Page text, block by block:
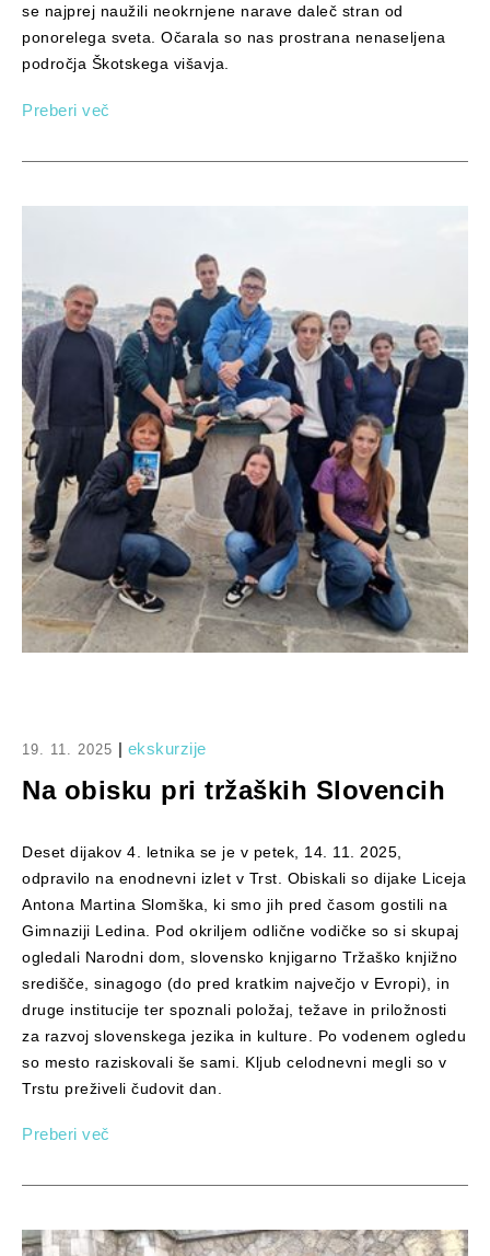
se najprej naužili neokrnjene narave daleč stran od
ponorelega sveta. Očarala so nas prostrana nenaseljena
področja Škotskega višavja.
Preberi več
19. 11. 2025 | ekskurzije
Na obisku pri tržaških Slovencih
Deset dijakov 4. letnika se je v petek, 14. 11. 2025,
odpravilo na enodnevni izlet v Trst. Obiskali so dijake Liceja
Antona Martina Slomška, ki smo jih pred časom gostili na
Gimnaziji Ledina. Pod okriljem odlične vodičke so si skupaj
ogledali Narodni dom, slovensko knjigarno Tržaško knjižno
središče, sinagogo (do pred kratkim največjo v Evropi), in
druge institucije ter spoznali položaj, težave in priložnosti
za razvoj slovenskega jezika in kulture. Po vodenem ogledu
so mesto raziskovali še sami. Kljub celodnevni megli so v
Trstu preživeli čudovit dan.
Preberi več